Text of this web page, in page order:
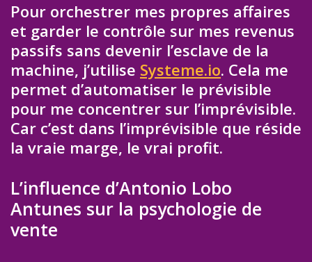
Pour orchestrer mes propres affaires
et garder le contrôle sur mes revenus
passifs sans devenir l’esclave de la
machine, j’utilise Systeme.io. Cela me
permet d’automatiser le prévisible
pour me concentrer sur l’imprévisible.
Car c’est dans l’imprévisible que réside
la vraie marge, le vrai profit.
L’influence d’Antonio Lobo
Antunes sur la psychologie de
vente